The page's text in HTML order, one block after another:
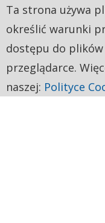
Ta strona używa
określić warunki
dostępu do
przeglądarce.
naszej: Polityce